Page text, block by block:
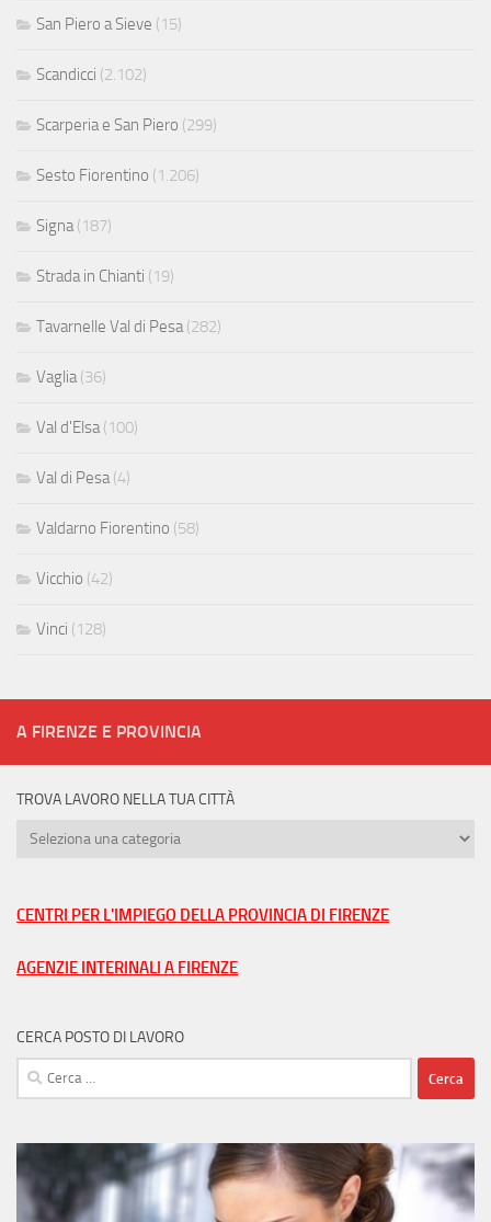
San Piero a Sieve (15)
Scandicci (2.102)
Scarperia e San Piero (299)
Sesto Fiorentino (1.206)
Signa(187)
Strada in Chianti (19)
Tavarnelle Val di Pesa(282)
Vaglia(36)
Val d'Elsa(100)
Val di Pesa(4)
Valdarno Fiorentino (58)
Vicchio (42)
Vinci (128)
A FIRENZE E PROVINCIA
TROVA LAVORO NELLA TUA CITTÀ
Trova
tua
CENTRI PER L'IMPIEGO DELLA PROVINCIA DI FIRENZE
AGENZIE INTERINALI A FIRENZE
CERCA POSTO DI LAVORO
Ricerca
per: